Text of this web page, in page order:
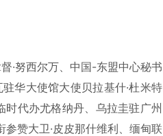
·努西尔万、中国-东盟中心秘书
华大使馆大使贝拉基什·杜米特
时代办尤格纳丹、乌拉圭驻广州
参赞大卫·皮皮那什维利、缅甸联